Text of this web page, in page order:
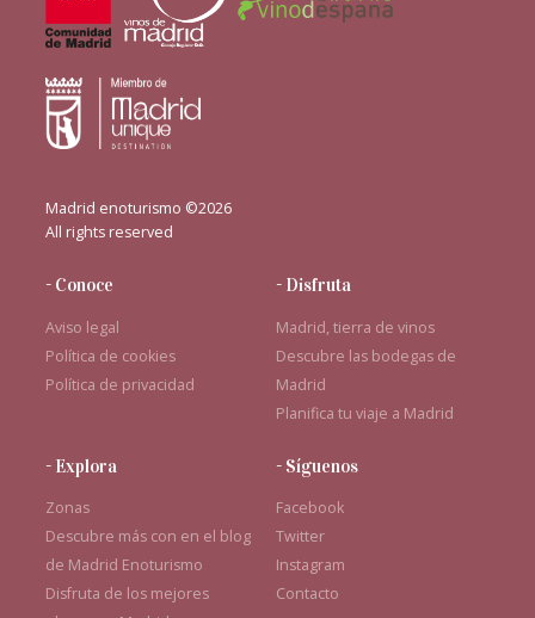
Madrid enoturismo ©2026
All rights reserved
- Conoce
Aviso legal
Política de cookies
Política de privacidad
- Disfruta
Madrid, tierra de vinos
Descubre las bodegas de
Madrid
Planifica tu viaje a Madrid
- Explora
Zonas
Descubre más con en el blog
de Madrid Enoturismo
Disfruta de los mejores
- Síguenos
Facebook
Twitter
Instagram
Contacto